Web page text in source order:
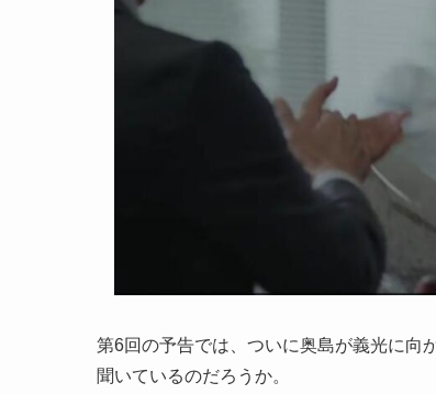
第6回の予告では、ついに奥島が義光に向
聞いているのだろうか。